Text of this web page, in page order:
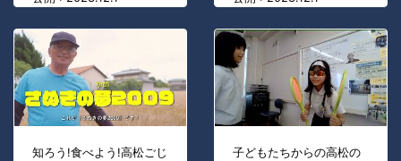
知ろう!食べよう!高松ごじ
子どもたちからの高松の